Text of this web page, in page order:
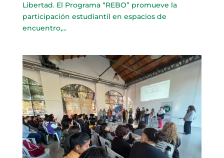
Libertad. El Programa “REBO” promueve la
participación estudiantil en espacios de
encuentro,...